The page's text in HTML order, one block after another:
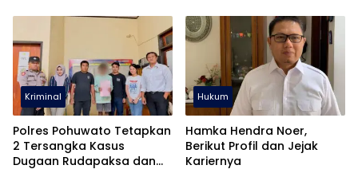
Kriminal
Polres Pohuwato Tetapkan
2 Tersangka Kasus
Dugaan Rudapaksa dan
Hukum
Hamka Hendra Noer,
Berikut Profil dan Jejak
Kariernya